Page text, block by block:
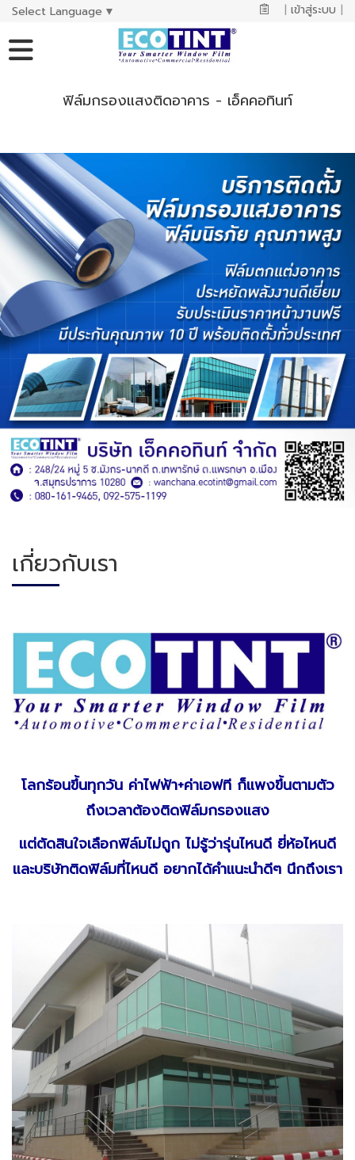
Select Language ▼ | เข้าสู่ระบบ |
ฟิล์มกรองแสงติดอาคาร - เอ็คคอทินท์
เกี่ยวกับเรา
โลกร้อนขึ้นทุกวัน ค่าไฟฟ้า+ค่าเอฟที ก็แพงขึ้นตามตัว
ถึงเวลาต้องติดฟิล์มกรองแสง
แต่ตัดสินใจเลือกฟิล์มไม่ถูก ไม่รู้ว่ารุ่นไหนดี ยี่ห้อไหนดี
และบริษัทติดฟิล์มที่ไหนดี อยากได้คำแนะนำดีๆ นึกถึงเรา